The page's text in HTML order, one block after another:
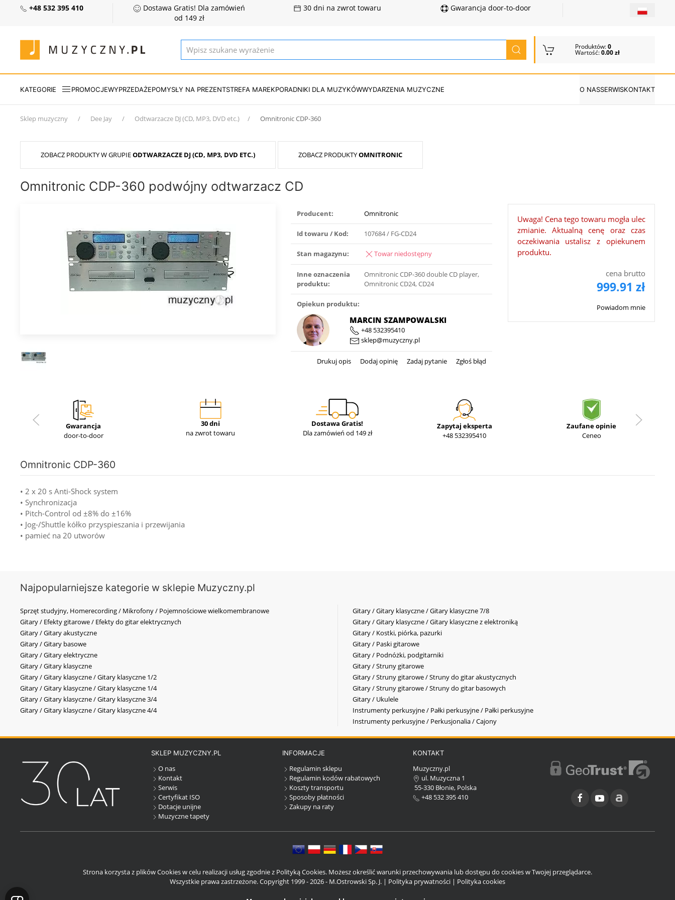
+48 532 395 410
Dostawa Gratis! Dla zamówień
od 149 zł
30 dni na zwrot towaru Gwarancja door-to-door
Produktów:0
Wartość:0.00 zł
KATEGORIE PROMOCJEWYPRZEDAŻEPOMYSŁY NA PREZENTSTREFA MAREKPORADNIKI DLA MUZYKÓWWYDARZENIA MUZYCZNE O NASSERWISKONTAKT
Sklep muzyczny Dee Jay Odtwarzacze DJ (CD, MP3, DVD etc.) Omnitronic CDP-360
ZOBACZ PRODUKTY W GRUPIEODTWARZACZE DJ (CD, MP3, DVD ETC.) ZOBACZ PRODUKTYOMNITRONIC
Omnitronic CDP-360 podwójny odtwarzacz CD
Producent: Omnitronic
Id towaru / Kod: 107684 / FG-CD24
Stan magazynu: Towar niedostępny
Inne oznaczenia
produktu:
Omnitronic CDP-360 double CD player,
Omnitronic CD24, CD24
Opiekun produktu:
MARCIN SZAMPOWALSKI
+48 532395410
sklep@muzyczny.pl
Drukuj opis Dodaj opinię Zadaj pytanie Zgłoś błąd
Uwaga! Cena tego towaru mogła ulec
zmianie. Aktualną cenę oraz czas
oczekiwania ustalisz z opiekunem
produktu.
cena brutto
999.91 zł
Powiadom mnie
Gwarancja
door-to-door
30 dni
na zwrot towaru
Dostawa Gratis!
Dla zamówień od 149 zł
Zapytaj eksperta
+48 532395410
Zaufane opinie
Ceneo
Omnitronic CDP-360
• 2 x 20 s Anti-Shock system
• Synchronizacja
• Pitch-Control od ±8% do ±16%
• Jog-/Shuttle kółko przyspieszania i przewijania
• pamieć na 20 utworów
Najpopularniejsze kategorie w sklepie Muzyczny.pl
Sprzęt studyjny, Homerecording / Mikrofony / Pojemnościowe wielkomembranowe
Gitary / Efekty gitarowe / Efekty do gitar elektrycznych
Gitary / Gitary akustyczne
Gitary / Gitary basowe
Gitary / Gitary elektryczne
Gitary / Gitary klasyczne
Gitary / Gitary klasyczne / Gitary klasyczne 1/2
Gitary / Gitary klasyczne / Gitary klasyczne 1/4
Gitary / Gitary klasyczne / Gitary klasyczne 3/4
Gitary / Gitary klasyczne / Gitary klasyczne 4/4
Gitary / Gitary klasyczne / Gitary klasyczne 7/8
Gitary / Gitary klasyczne / Gitary klasyczne z elektroniką
Gitary / Kostki, piórka, pazurki
Gitary / Paski gitarowe
Gitary / Podnóżki, podgitarniki
Gitary / Struny gitarowe
Gitary / Struny gitarowe / Struny do gitar akustycznych
Gitary / Struny gitarowe / Struny do gitar basowych
Gitary / Ukulele
Instrumenty perkusyjne / Pałki perkusyjne / Pałki perkusyjne
Instrumenty perkusyjne / Perkusjonalia / Cajony
SKLEP MUZYCZNY.PL
O nas
Kontakt
Serwis
Certyfikat ISO
Dotacje unijne
Muzyczne tapety
INFORMACJE
Regulamin sklepu
Regulamin kodów rabatowych
Koszty transportu
Sposoby płatności
Zakupy na raty
KONTAKT
Muzyczny.pl
ul. Muzyczna 1
55-330 Błonie, Polska
+48 532 395 410
Strona korzysta z plików Cookies w celu realizacji usług zgodnie z Polityką Cookies. Możesz określić warunki przechowywania lub dostępu do cookies w Twojej przeglądarce.
Wszystkie prawa zastrzeżone. Copyright 1999 - 2026 - M.Ostrowski Sp. J. | Polityka prywatności | Polityka cookies